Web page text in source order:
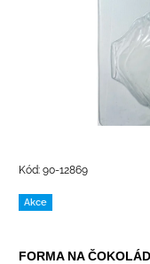
Kód: 90-12869
Akce
FORMA NA